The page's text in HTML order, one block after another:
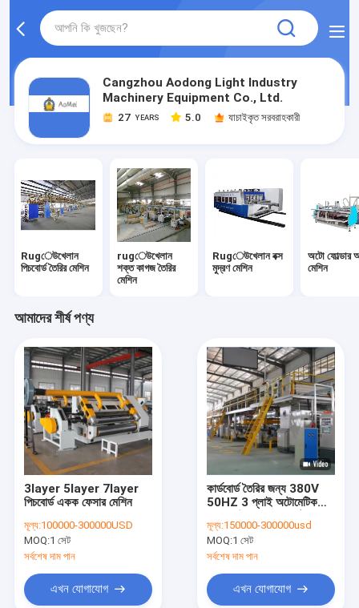
Cangzhou Aodong Light Industry
Machinery Equipment Co., Ltd.
27 YEARS 5.0 যাচাইকৃত সরবরাহকারী
Rugেউখেলান
পিচবোর্ড তৈরির মেশিন
rugেউখেলান
শক্ত কাগজ তৈরির
মেশিন
Rugেউখেলান বক্স
মুদ্রণ মেশিন
অটো ফোল্ডার
মেশিন
আমাদের শীর্ষ পণ্য
3layer 5layer 7layer
পিচবোর্ড একক ফেসার মেশিন
মূল্য:100000-300000USD
MOQ:1 সেট
সর্বশেষ দাম পান
এখন যোগাযোগ
কার্ডবোর্ড তৈরির জন্য 380V
50HZ 3 প্লাই অটোমেটিক
মূল্য:150000-300000usd
MOQ:1 সেট
সর্বশেষ দাম পান
এখন যোগাযোগ